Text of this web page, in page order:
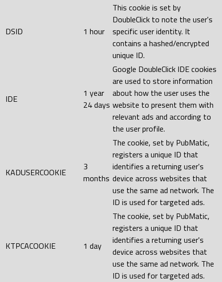
DSID 1 hour
This cookie is set by
DoubleClick to note the user's
specific user identity. It
contains a hashed/encrypted
unique ID.
IDE
1 year
24 days
Google DoubleClick IDE cookies
are used to store information
about how the user uses the
website to present them with
relevant ads and according to
the user profile.
KADUSERCOOKIE
3
months
The cookie, set by PubMatic,
registers a unique ID that
identifies a returning user's
device across websites that
use the same ad network. The
ID is used for targeted ads.
KTPCACOOKIE 1 day
The cookie, set by PubMatic,
registers a unique ID that
identifies a returning user's
device across websites that
use the same ad network. The
ID is used for targeted ads.